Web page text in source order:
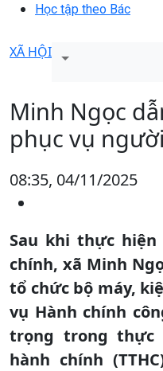
Học tập theo Bác
XÃ HỘI
Minh Ngọc
phục vụ
08:35, 04/11/2025
Sau khi thực
chính, xã Minh
tổ chức bộ máy,
vụ Hành chính
trọng trong thực
hành chính